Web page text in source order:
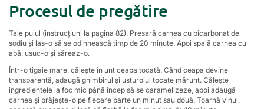
Procesul de pregătire
Taie puiul (instrucțiuni la pagina 82). Presară carnea cu bicarbonat de
sodiu și las-o să se odihnească timp de 20 minute. Apoi spală carnea cu
apă, usuc-o și săreaz-o.
Într-o tigaie mare, călește în unt ceapa tocată. Când ceapa devine
transparentă, adaugă ghimbirul și usturoiul tocate mărunt. Călește
ingredientele la foc mic până încep să se caramelizeze, apoi adaugă
carnea și prăjește-o pe fiecare parte un minut sau două. Toarnă vinul,